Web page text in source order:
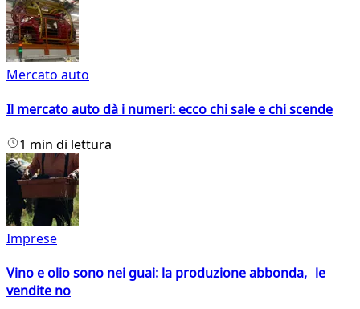
Mercato auto
Il mercato auto dà i numeri: ecco chi sale e chi scende
1 min di lettura
Imprese
Vino e olio sono nei guai: la produzione abbonda, le
vendite no